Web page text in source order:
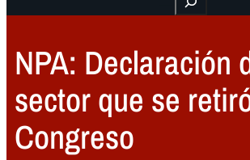
NPA: Declaración
sector que se
Congreso